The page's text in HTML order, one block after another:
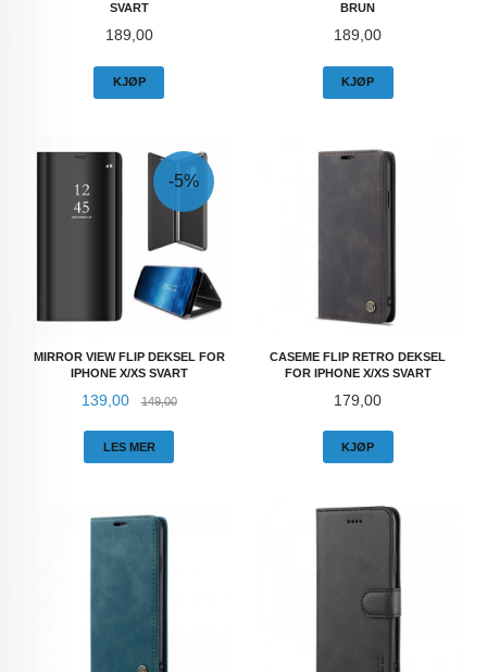
SVART
Pris
189,00
KJØP
BRUN
Pris
189,00
KJØP
MIRROR VIEW FLIP DEKSEL FOR
IPHONE X/XS SVART
Tilbud
139,00 149,00Rabatt
-5%
LES MER
CASEME FLIP RETRO DEKSEL
FOR IPHONE X/XS SVART
Pris
179,00
KJØP